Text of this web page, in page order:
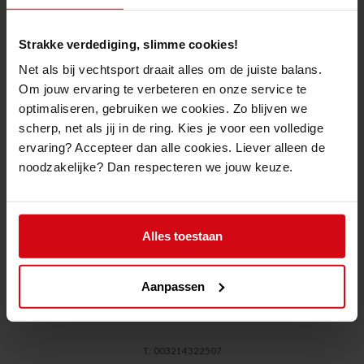
Strakke verdediging, slimme cookies!
Net als bij vechtsport draait alles om de juiste balans.
Om jouw ervaring te verbeteren en onze service te
optimaliseren, gebruiken we cookies. Zo blijven we
scherp, net als jij in de ring. Kies je voor een volledige
ervaring? Accepteer dan alle cookies. Liever alleen de
noodzakelijke? Dan respecteren we jouw keuze.
Alles toestaan
Aanpassen
Thuis trainen
Blog
Contact / Openingsuren
LET'S GET SOCIAL
CONTACTEER ONS
Hutten 4
2400 Mol
T.: 003214322507